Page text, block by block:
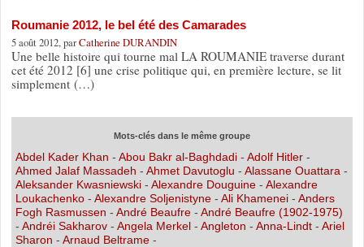
Roumanie 2012, le bel été des Camarades
5 août 2012, parCatherine DURANDIN
Une belle histoire qui tourne mal LA ROUMANIE traverse durant
cet été 2012 [6] une crise politique qui, en première lecture, se lit
simplement (…)
Mots-clés dans le même groupe
Abdel Kader Khan - Abou Bakr al-Baghdadi - Adolf Hitler-
Ahmed Jalaf Massadeh - Ahmet Davutoglu - Alassane Ouattara -
Aleksander Kwasniewski- Alexandre Douguine- Alexandre
Loukachenko- Alexandre Soljenistyne- Ali Khamenei- Anders
Fogh Rasmussen - André Beaufre - André Beaufre (1902-1975)
- Andréi Sakharov- Angela Merkel- Angleton - Anna-Lindt- Ariel
Sharon - Arnaud Beltrame-